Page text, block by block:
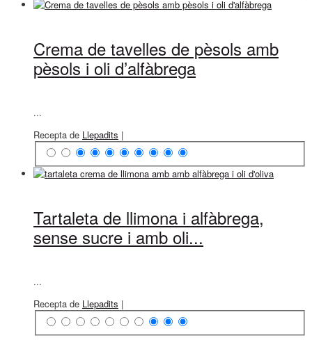
Crema de tavelles de pèsols amb
pèsols i oli d’alfàbrega
...
Recepta de Llepadits |
Tartaleta de llimona i alfàbrega,
sense sucre i amb oli...
...
Recepta de Llepadits |